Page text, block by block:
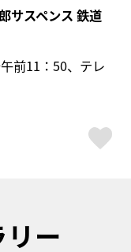
サスペンス 鉄道
前11：50、テレ
ー